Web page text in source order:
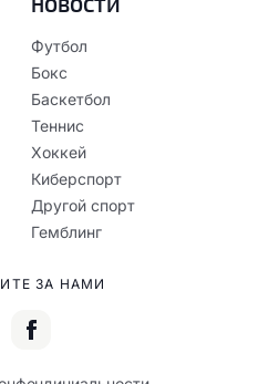
Футбол
Бокс
Баскетбол
Теннис
Хоккей
Киберспорт
Другой спорт
Гемблинг
ЗА НАМИ